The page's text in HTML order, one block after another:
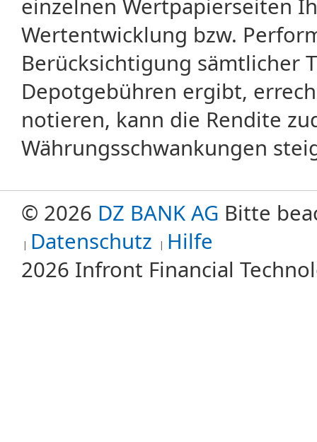
einzelnen Wertpapierseiten
Wertentwicklung bzw.
Berücksichtigung sämtlicher
Depotgebühren ergibt,
notieren, kann die Rendite
Währungsschwankungen
© 2026 DZ BANK AG Bitte
Datenschutz Hilfe
2026 Infront Financial